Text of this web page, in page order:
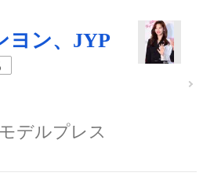
ヨン、JYP
モデルプレス